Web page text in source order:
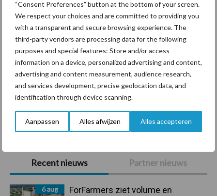
“Consent Preferences” button at the bottom of your screen.
We respect your choices and are committed to providing you
with a transparent and secure browsing experience. The
third-party vendors are processing data for the following
purposes and special features: Store and/or access
information on a device, personalized advertising and content,
advertising and content measurement, audience research,
and services development, precise geolocation data, and
identification through device scanning.
Aanpassen Alles afwijzen Alles accepteren
Primaire
Sidebar
Recent nieuws Partner nieuws
6 aug
ForFarmers ziet volume en
Bedrijfsnieuws
Ligbox &
Voerhekken